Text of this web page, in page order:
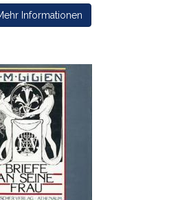
Informationen